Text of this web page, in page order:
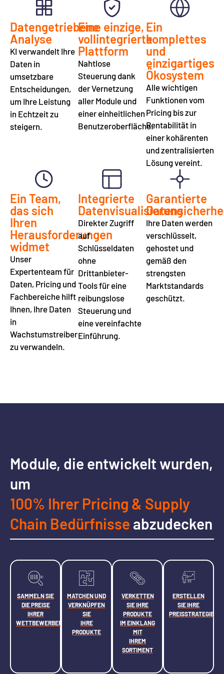
Lösungen
sondern
greifen
auf
eine
konsistente
und
stets
aktuelle
Preisübersicht
Ansatz
ermöglicht
Ihnen,
Ihre
Bestände
effizienter
zu
verwalten
und
Datengetriebene
Analyse
KI verwandelt Ihre
Daten in
umsetzbare
Entscheidungen,
um Ihre Leistung
in Echtzeit zu
steigern.
Eine einzige,
vollintegrierte
Plattform
Nahtlose
Steuerung dank
der Vernetzung
aller Module und
einer einheitlichen
Benutzeroberfläche.
Ein
komplettes
und
einzigartiges
Ökosystem
Alle wichtigen
Funktionen vom
Pricing bis zur
Rentabilität in
einer kohärenten
und zentralisierten
Lösung vereint.
Ein Team,
das sich
Ihren
Herausforderungen
widmet
Unser
Expertenteam für
Daten, Pricing und
Fachbereiche hilft
Ihnen, Ihre Daten
in
Wachstumstreiber
zu verwandeln.
Integrierte
Datenvisualisierung
Direkter Zugriff
auf
Schlüsseldaten
ohne
Drittanbieter-
Tools für eine
reibungslose
Steuerung und
eine vereinfachte
Einführung.
Garantierte
Ihre Daten werden
verschlüsselt,
gehostet und
gemäß den
strengsten
Marktstandards
geschützt.
Module, die entwickelt wurden,
um
100% Ihrer Pricing & Supply
Chain Bedürfnisse abzudecken
SAMMELN SIE
DIE PREISE
IHRER
WETTBEWERBER
MATCHEN UND
VERKNÜPFEN
SIE
IHRE
PRODUKTE
VERKETTEN
SIE IHRE
PRODUKTE
IM EINKLANG
MIT
IHREM
SORTIMENT
ERSTELLEN
SIE IHRE
PREISSTRATEGIEN